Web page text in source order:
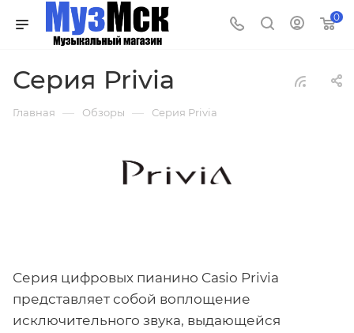
0
Серия Privia
Главная — Обзоры — Серия Privia
Серия цифровых пианино Casio Privia
представляет собой воплощение
исключительного звука, выдающейся